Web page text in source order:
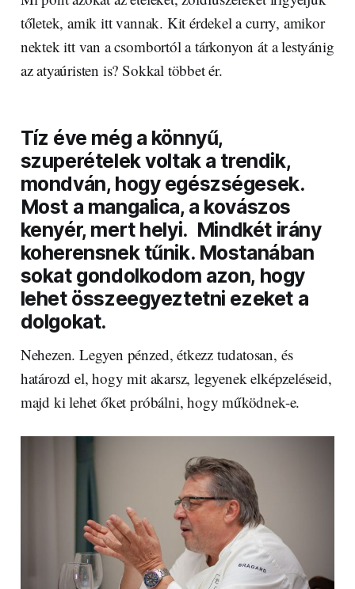
tőletek, amik itt vannak. Kit érdekel a curry, amikor
nektek itt van a csombortól a tárkonyon át a lestyánig
az atyaúristen is? Sokkal többet ér.
Tíz éve még a könnyű,
szuperételek voltak a trendik,
mondván, hogy egészségesek.
Most a mangalica, a kovászos
kenyér, mert helyi. Mindkét irány
koherensnek tűnik. Mostanában
sokat gondolkodom azon, hogy
lehet összeegyeztetni ezeket a
dolgokat.
Nehezen. Legyen pénzed, étkezz tudatosan, és
határozd el, hogy mit akarsz, legyenek elképzeléseid,
majd ki lehet őket próbálni, hogy működnek-e.